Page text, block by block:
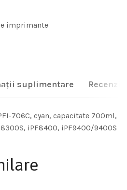
imprimante
suplimentare Recenzii
706C, cyan, capacitate 700ml,
iPF8400, iPF9400/9400S